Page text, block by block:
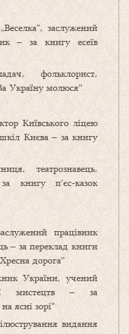
заслужений
– за книгу есеїв
фольклорист,
Україну молюся”
Київського ліцею
шкіл Києва – за книгу
театрознавець,
книгу п’єс-казок
працівник
– за переклад книги
дорога”
України, учений
мистецтв – за
ясні зорі”
видання